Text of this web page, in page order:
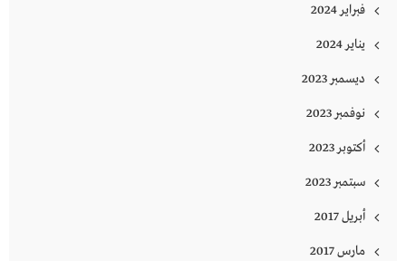
فبراير 2024
يناير 2024
ديسمبر 2023
نوفمبر 2023
أكتوبر 2023
سبتمبر 2023
أبريل 2017
مارس 2017